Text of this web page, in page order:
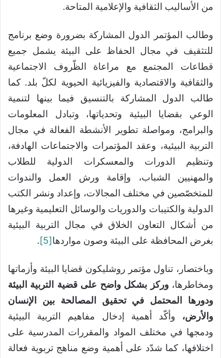
من الأساليب الثقافية والإعلامية المتاحة.
وطالب المؤتمر الدول المشاركة بضرورة وضع برنامج
للتثقيف في مجال الحفاظ على البيئة يشمل جميع
قطاعات المجتمع مع مراعاة الظّروف الاجتماعية
والثقافية والاقتصادية والفيزيائية الحيوية لكلّ بلد. كما
طالب الدول المشاركة بالتنسيق فيما بينها لتنمية
الوعي بقضايا البيئية وتحدياتها، وتبادل المعلومات
والبرامج، ومواصلة تطوير الأنشطة الفعالة في مجال
التربية البيئية، وعقد المؤتمرات والاجتماعات الهادفة،
وتنظيم الدورات والمعسكرات الدولية للطلاب
والمهنيين الشباب، وإقامة ورش العمل والندوات
للمتخصّصين في مختلف المجالات، وإعداد ونشر الكتب
الدولية والكتيبات والدوريات والوسائل التعليمية وغيرها
من أشكال التعاون الخلاق في مجال التربية البيئية
بغرض المحافظة على البيئة وصون مواردها[5]
.
وباختصار، تناول مؤتمر روشليكون قضايا البيئة وأزماتها
ومخاطرها،وركز بشكل واضح على قضية التربية البيئة
ودورها المحتمل في تحقيق المصالحة بين الإنسان
والأرض، وأكّد أهمية إدخال مفاهيم التربية البيئية
ودمجها في مختلف المواد والمقررات المدرسية على
اختلافها، كما شدّد على أهمية وضع مناهج تربوية فعالة